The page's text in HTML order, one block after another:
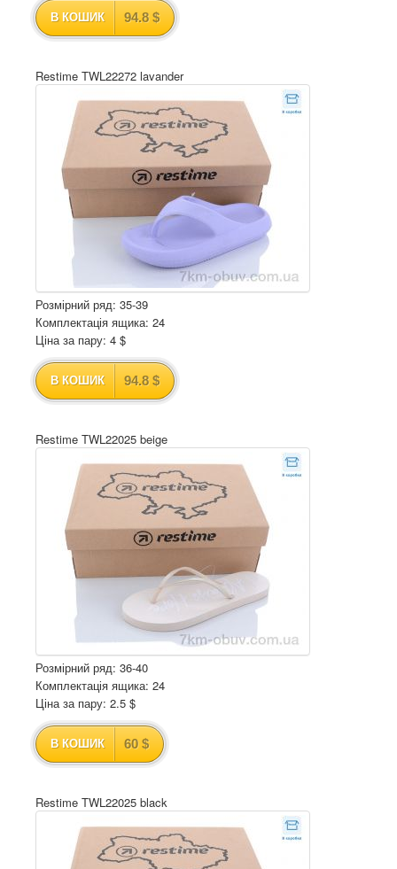
В КОШИК 94.8 $
Restime TWL22272 lavander
Розмірний ряд: 35-39
Комплектація ящика: 24
Ціна за пару: 4 $
В КОШИК 94.8 $
Restime TWL22025 beige
Розмірний ряд: 36-40
Комплектація ящика: 24
Ціна за пару: 2.5 $
В КОШИК 60 $
Restime TWL22025 black